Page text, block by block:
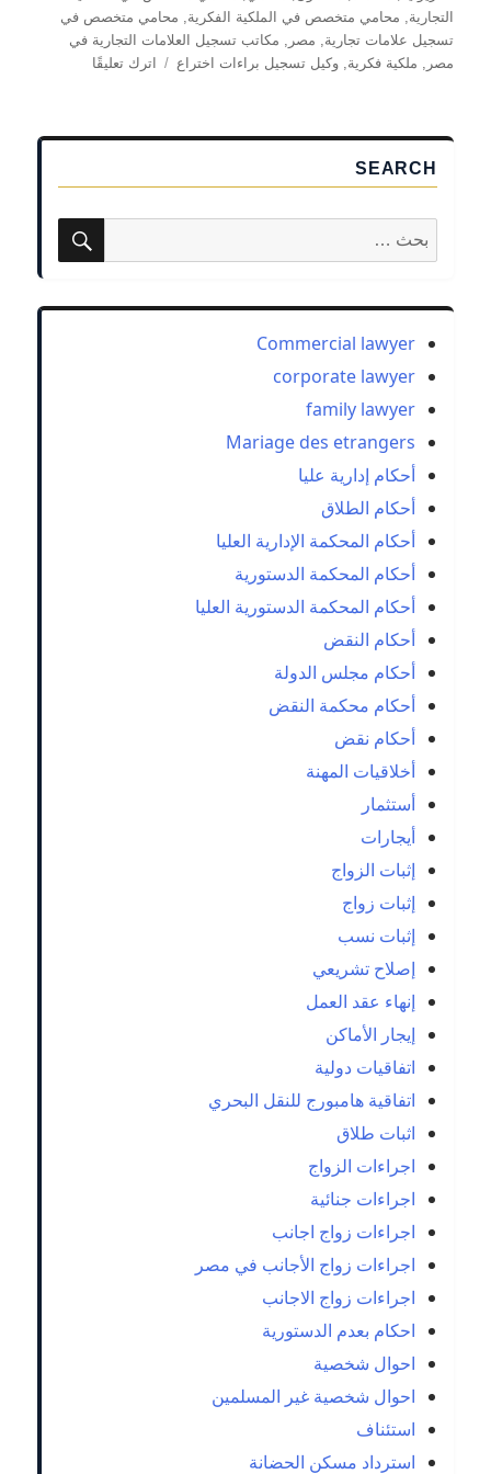
التجارية
محامي متخصص في الملكية الفكرية
محامي متخصص في
تسجيل علامات تجارية
مصر
مكاتب تسجيل العلامات التجارية في
مصر
ملكية فكرية ,وكيل تسجيل براءات اختراع اترك تعليقًا
حوار
مع
مشرف
SEARCH
البحث
عن:
بحث
Commercial lawyer
corporate lawyer
family lawyer
Mariage des etrangers
أحكام إدارية عليا
أحكام الطلاق
أحكام المحكمة الإدارية العليا
أحكام المحكمة الدستورية
أحكام المحكمة الدستورية العليا
أحكام النقض
أحكام مجلس الدولة
أحكام محكمة النقض
أحكام نقض
أخلاقيات المهنة
أستثمار
أيجارات
إثبات الزواج
إثبات زواج
إثبات نسب
إصلاح تشريعي
إنهاء عقد العمل
إيجار الأماكن
اتفاقيات دولية
اتفاقية هامبورج للنقل البحري
اثبات طلاق
اجراءات الزواج
اجراءات جنائية
اجراءات زواج اجانب
اجراءات زواج الأجانب في مصر
اجراءات زواج الاجانب
احكام بعدم الدستورية
احوال شخصية
احوال شخصية غير المسلمين
استئناف
استرداد مسكن الحضانة